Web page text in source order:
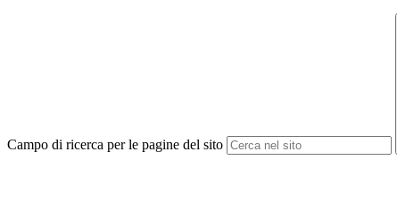
Campo di ricerca per le pagine del sito